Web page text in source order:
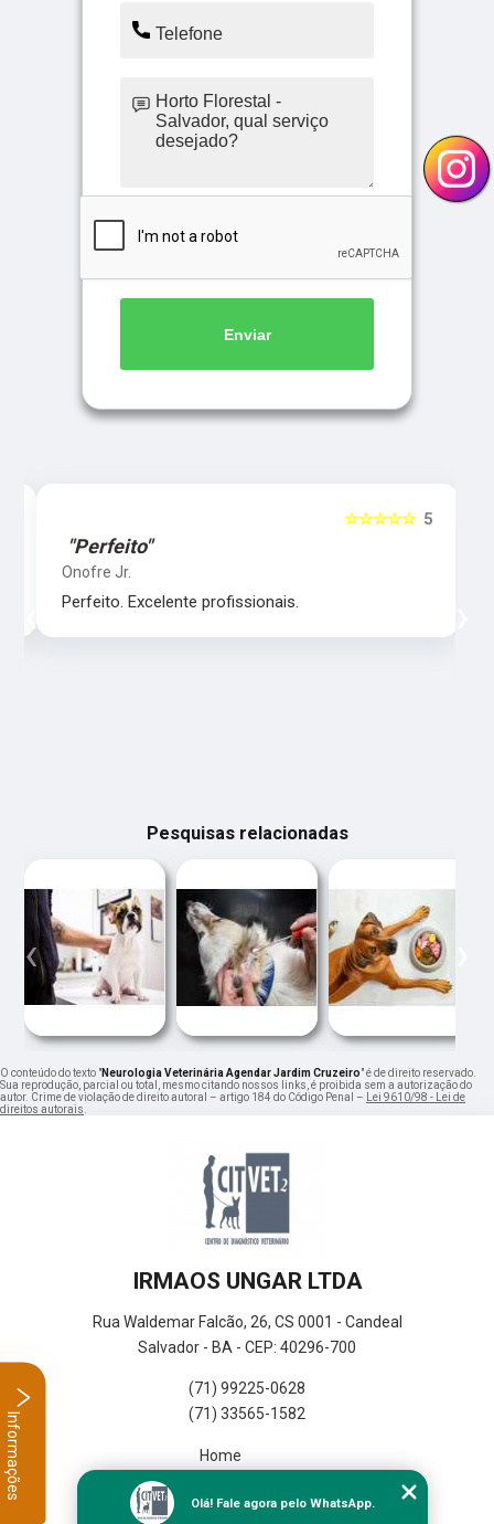
Enviar
5
☆☆☆☆☆
"Perfeito"
Onofre Jr.
Perfeito. Excelente profissionais.
‹
Pesquisas relacionadas
‹
O conteúdo do texto "Neurologia Veterinária Agendar Jardim Cruzeiro" é de direito reservado.
Sua reprodução, parcial ou total, mesmo citando nossos links, é proibida sem a autorização do
autor. Crime de violação de direito autoral – artigo 184 do Código Penal –
Lei 9610/98 - Lei de
direitos autorais
IRMAOS UNGAR LTDA
Rua Waldemar Falcão, 26, CS 0001 - Candeal
Salvador - BA - CEP: 40296-700
(71) 99225-0628
(71) 33565-1582
Home
Missão
Olá! Fale agora pelo WhatsApp.
Informações